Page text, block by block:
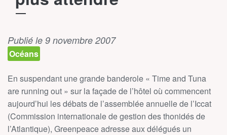
Publié le 9 novembre 2007
Océans
En suspendant une grande banderole « Time and Tuna
are running out » sur la façade de l’hôtel où commencent
aujourd’hui les débats de l’assemblée annuelle de l’Iccat
(Commission internationale de gestion des thonidés de
l’Atlantique), Greenpeace adresse aux délégués un